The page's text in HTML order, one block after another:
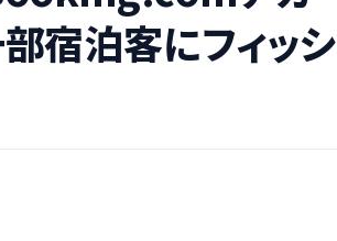
宿泊客にフィッシ